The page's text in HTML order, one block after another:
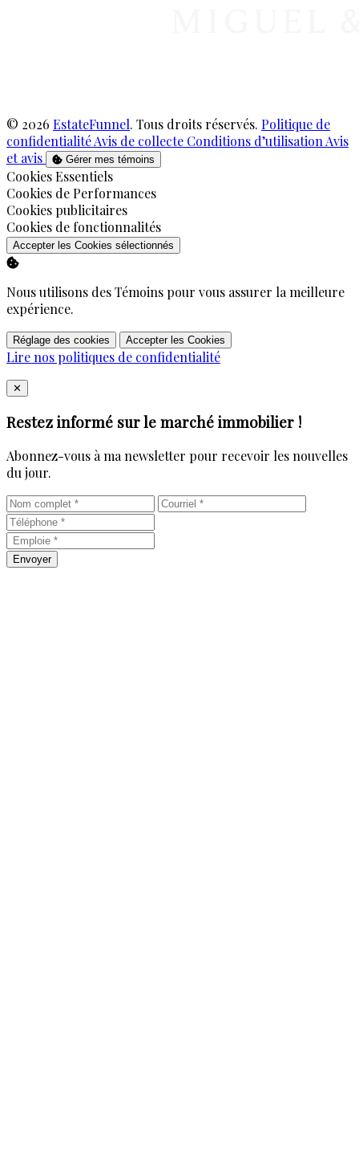
© 2026 EstateFunnel. Tous droits réservés. Politique de
confidentialitéAvis de collecte Conditions d’utilisationAvis
et avis
Gérer mes témoins
Activer
Cookies Essentiels
Activer
Cookies de Performances
Activer
Cookies publicitaires
Activer
Cookies de fonctionnalités
Accepter les Cookies sélectionnés
Nous utilisons des Témoins pour vous assurer la meilleure
expérience.
Réglage des cookies Accepter les Cookies
Lire nos politiques de confidentialité
Close
✕
Restez informé sur le marché immobilier !
Abonnez-vous à ma newsletter pour recevoir les nouvelles
du jour.
Envoyer